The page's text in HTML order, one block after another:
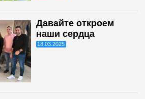
Давайте откроем
наши сердца
18.03.2025